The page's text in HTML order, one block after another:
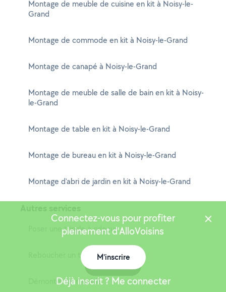
Montage de meuble de cuisine en kit à Noisy-le-
Grand
Montage de commode en kit à Noisy-le-Grand
Montage de canapé à Noisy-le-Grand
Montage de meuble de salle de bain en kit à Noisy-
le-Grand
Montage de table en kit à Noisy-le-Grand
Montage de bureau en kit à Noisy-le-Grand
Montage d'abri de jardin en kit à Noisy-le-Grand
Poser une tringle à rideaux
Reboucher un trou
Démonter un meuble
Connectez-vous pour profiter
pleinement d'AlloVoisins
M'inscrire
Déjà inscrit ? Me connecter